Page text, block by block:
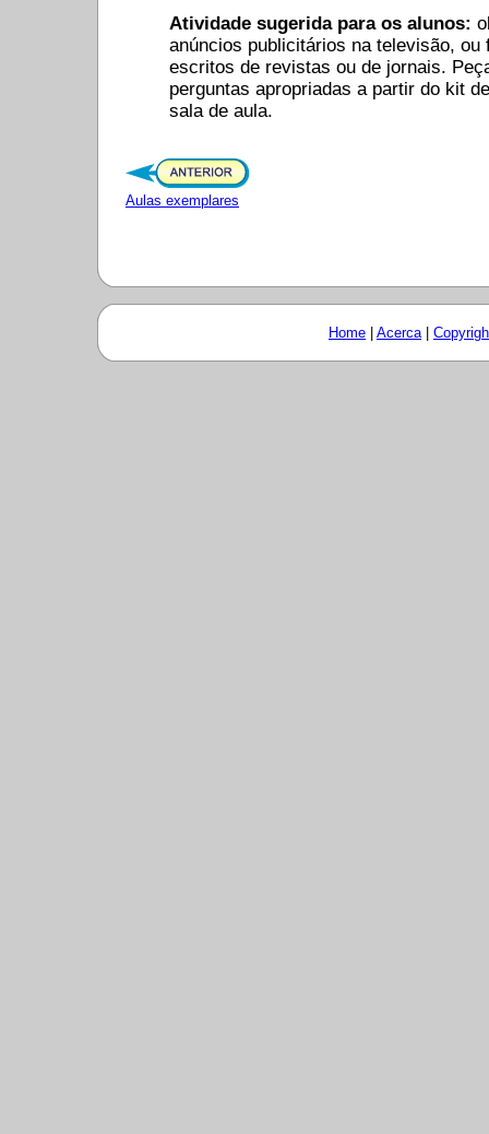
Atividade sugerida para os alunos:
anúncios publicitários na televisão, ou
escritos de revistas ou de jornais.
perguntas apropriadas a partir do kit
sala de aula.
Aulas exemplares
Home Acerca|